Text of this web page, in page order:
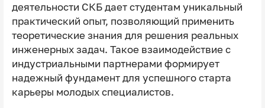
деятельности СКБ дает студентам уникальный
практический опыт, позволяющий применить
теоретические знания для решения реальных
инженерных задач. Такое взаимодействие с
индустриальными партнерами формирует
надежный фундамент для успешного старта
карьеры молодых специалистов.